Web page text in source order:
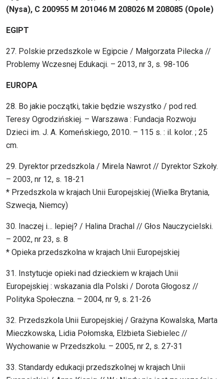
(Nysa), C 200955 M 201046 M 208026 M 208085 (Opole)
EGIPT
27. Polskie przedszkole w Egipcie / Małgorzata Pilecka //
Problemy Wczesnej Edukacji. – 2013, nr 3, s. 98-106
EUROPA
28. Bo jakie początki, takie będzie wszystko / pod red.
Teresy Ogrodzińskiej. – Warszawa : Fundacja Rozwoju
Dzieci im. J. A. Komeńskiego, 2010. – 115 s. : il. kolor. ; 25
cm.
29. Dyrektor przedszkola / Mirela Nawrot // Dyrektor Szkoły.
– 2003, nr 12, s. 18-21
* Przedszkola w krajach Unii Europejskiej (Wielka Brytania,
Szwecja, Niemcy)
30. Inaczej i… lepiej? / Halina Drachal // Głos Nauczycielski.
– 2002, nr 23, s. 8
* Opieka przedszkolna w krajach Unii Europejskiej
31. Instytucje opieki nad dzieckiem w krajach Unii
Europejskiej : wskazania dla Polski / Dorota Głogosz //
Polityka Społeczna. – 2004, nr 9, s. 21-26
32. Przedszkola Unii Europejskiej / Grażyna Kowalska, Marta
Mieczkowska, Lidia Połomska, Elżbieta Siebielec //
Wychowanie w Przedszkolu. – 2005, nr 2, s. 27-31
33. Standardy edukacji przedszkolnej w krajach Unii